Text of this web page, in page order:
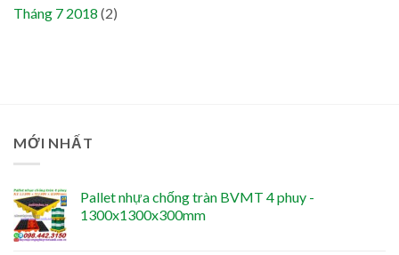
Tháng 7 2018 (2)
MỚI NHẤT
Pallet nhựa chống tràn BVMT 4 phuy -
1300x1300x300mm